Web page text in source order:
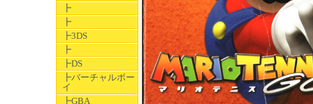
┣
┣
┣3DS
┣
┣DS
┣バーチャルボー
イ
┣GBA